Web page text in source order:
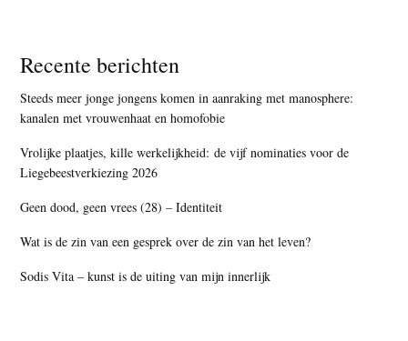
Recente berichten
Steeds meer jonge jongens komen in aanraking met manosphere:
kanalen met vrouwenhaat en homofobie
Vrolijke plaatjes, kille werkelijkheid: de vijf nominaties voor de
Liegebeestverkiezing 2026
Geen dood, geen vrees (28) – Identiteit
Wat is de zin van een gesprek over de zin van het leven?
Sodis Vita – kunst is de uiting van mijn innerlijk